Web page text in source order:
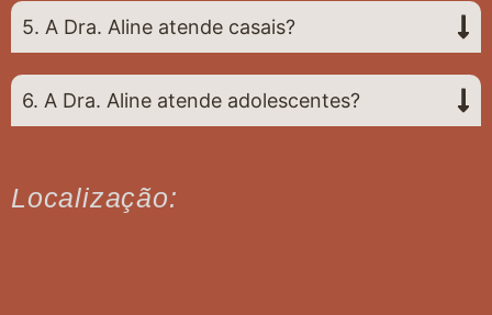
5. A Dra. Aline atende casais?
6. A Dra. Aline atende adolescentes?
Localização: